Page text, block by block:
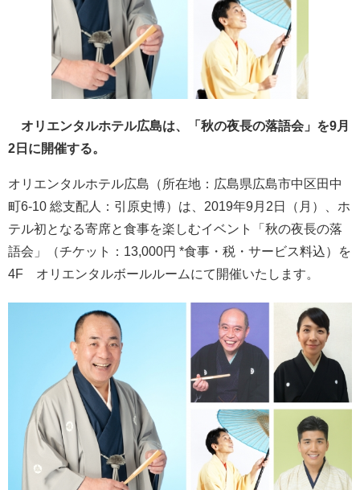
オリエンタルホテル広島は、「秋の夜長の落語会」を9月
2日に開催する。
オリエンタルホテル広島（所在地：広島県広島市中区田中
町6-10 総支配人：引原史博）は、2019年9月2日（月）、ホ
テル初となる寄席と食事を楽しむイベント「秋の夜長の落
語会」（チケット：13,000円 *食事・税・サービス料込）を
4F オリエンタルボールルームにて開催いたします。